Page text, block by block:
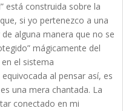
está construida sobre la
si yo pertenezco a una
alguna manera que no se
mágicamente del
el sistema
al pensar así, es
una mera chantada. La
conectado en mi